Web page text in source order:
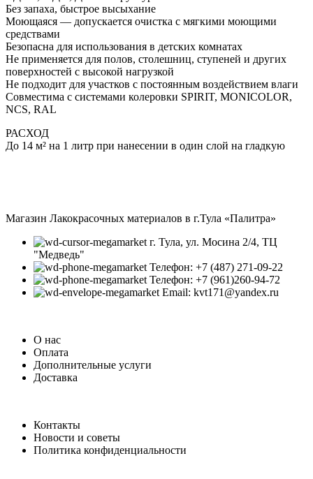
Без запаха, быстрое высыхание
Моющаяся — допускается очистка с мягкими моющими
средствами
Безопасна для использования в детских комнатах
Не применяется для полов, столешниц, ступеней и других
поверхностей с высокой нагрузкой
Не подходит для участков с постоянным воздействием влаги
Совместима с системами колеровки SPIRIT, MONICOLOR,
NCS, RAL
РАСХОД
До 14 м² на 1 литр при нанесении в один слой на гладкую
Магазин Лакокрасочных материалов в г.Тула «Палитра»
г. Тула, ул. Мосина 2/4, ТЦ
"Медведь"
Телефон: +7 (487) 271-09-22
Телефон: +7 (961)260-94-72
Email: kvt171@yandex.ru
О нас
Оплата
Дополнительные услуги
Доставка
Контакты
Новости и советы
Политика конфиденциальности